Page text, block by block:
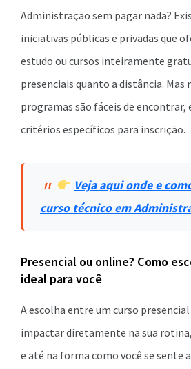
Administração sem pagar nada?
iniciativas públicas e privadas que
estudo ou cursos inteiramente
presenciais quanto a distância. Mas
programas são fáceis de encontrar,
critérios específicos para inscrição.
Veja aqui onde e
curso técnico em
Presencial ou online? Como
ideal para você
A escolha entre um curso
impactar diretamente na sua
e até na forma como você se sente